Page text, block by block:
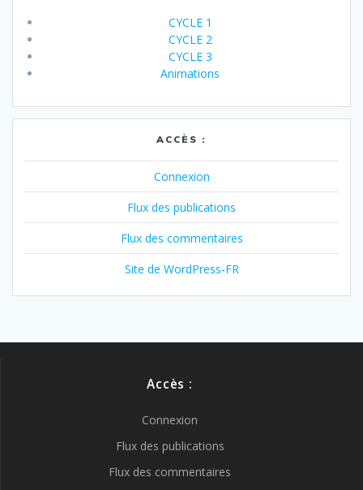
CYCLE 1
CYCLE 2
CYCLE 3
Animations
ACCÈS :
Connexion
Flux des publications
Flux des commentaires
Site de WordPress-FR
Accès :
Connexion
Flux des publications
Flux des commentaires